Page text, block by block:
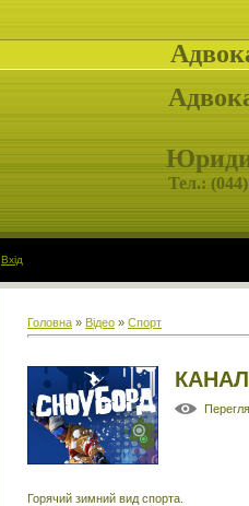
Тел.: (
Вхід
Головна » Відео » Спорт
Горячий зимний вид спорта.